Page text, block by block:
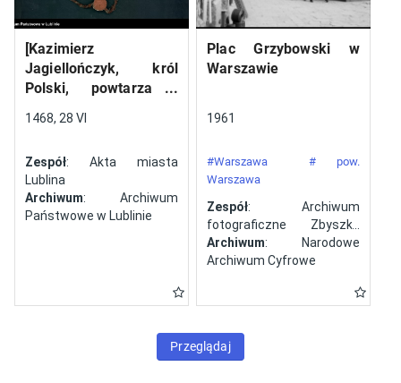
[Kazimierz
Jagiellończyk, król
Polski, powtarza i
wystawiony w Lublinie,
Jana ze Szczekocin,
starostę
1468, 28 VI
Zespół: Akta miasta
Lublina
Archiwum: Archiwum
Państwowe w Lublinie
Plac Grzybowski w
Warszawie
1961
#Warszawa
# pow.
Warszawa
Zespół: Archiwum
fotograficzne Zbyszka
Siemaszki
Archiwum: Narodowe
Archiwum Cyfrowe
Przeglądaj